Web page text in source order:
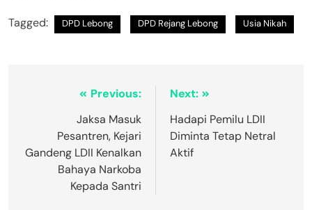
Tagged: DPD Lebong DPD Rejang Lebong Usia Nikah
Previous:
Jaksa Masuk
Pesantren, Kejari
Gandeng LDII Kenalkan
Bahaya Narkoba
Kepada Santri
Next:
Hadapi Pemilu LDII
Diminta Tetap Netral
Aktif